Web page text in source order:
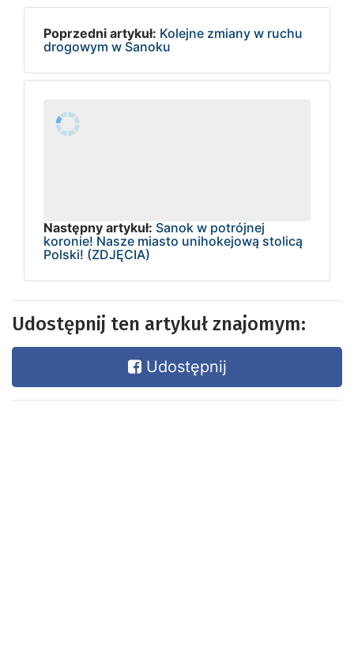
Poprzedni artykuł: Kolejne zmiany w ruchu
drogowym w Sanoku
Następny artykuł: Sanok w potrójnej
koronie! Nasze miasto unihokejową stolicą
Polski! (ZDJĘCIA)
Udostępnij ten artykuł znajomym:
Udostępnij